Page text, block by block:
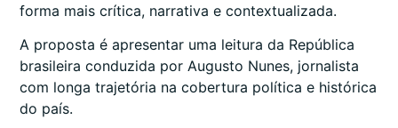
forma mais crítica, narrativa e contextualizada.
A proposta é apresentar uma leitura da República
brasileira conduzida por Augusto Nunes, jornalista
com longa trajetória na cobertura política e histórica
do país.